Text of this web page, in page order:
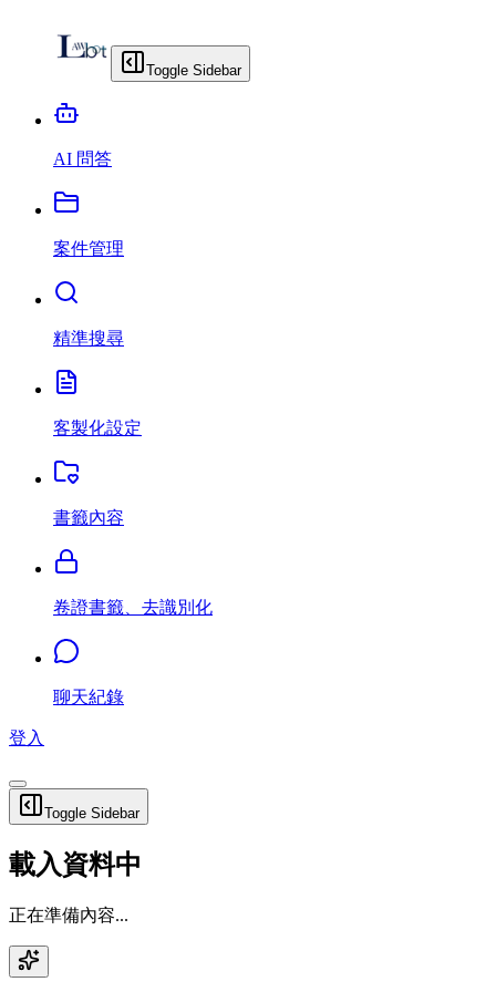
Toggle Sidebar
AI 問答
案件管理
精準搜尋
客製化設定
書籤內容
卷證書籤、去識別化
聊天紀錄
登入
Toggle Sidebar
載入資料中
正在準備內容...